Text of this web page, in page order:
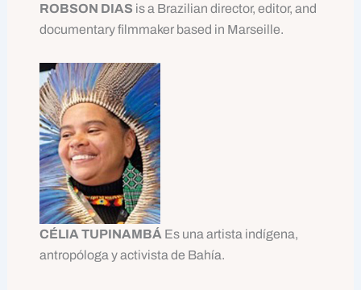
ROBSON DIAS is a Brazilian director, editor, and
documentary filmmaker based in Marseille.
CÉLIA TUPINAMBÁ Es una artista indígena,
antropóloga y activista de Bahía.